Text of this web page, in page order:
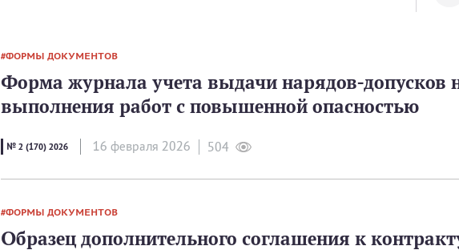
ФОРМЫ ДОКУМЕНТОВ
Форма журнала учета выдачи нарядов-допусков
выполнения работ с повышенной опасностью
№ 2 (170) 2026 16 февраля 2026 504
ФОРМЫ ДОКУМЕНТОВ
Образец дополнительного соглашения к